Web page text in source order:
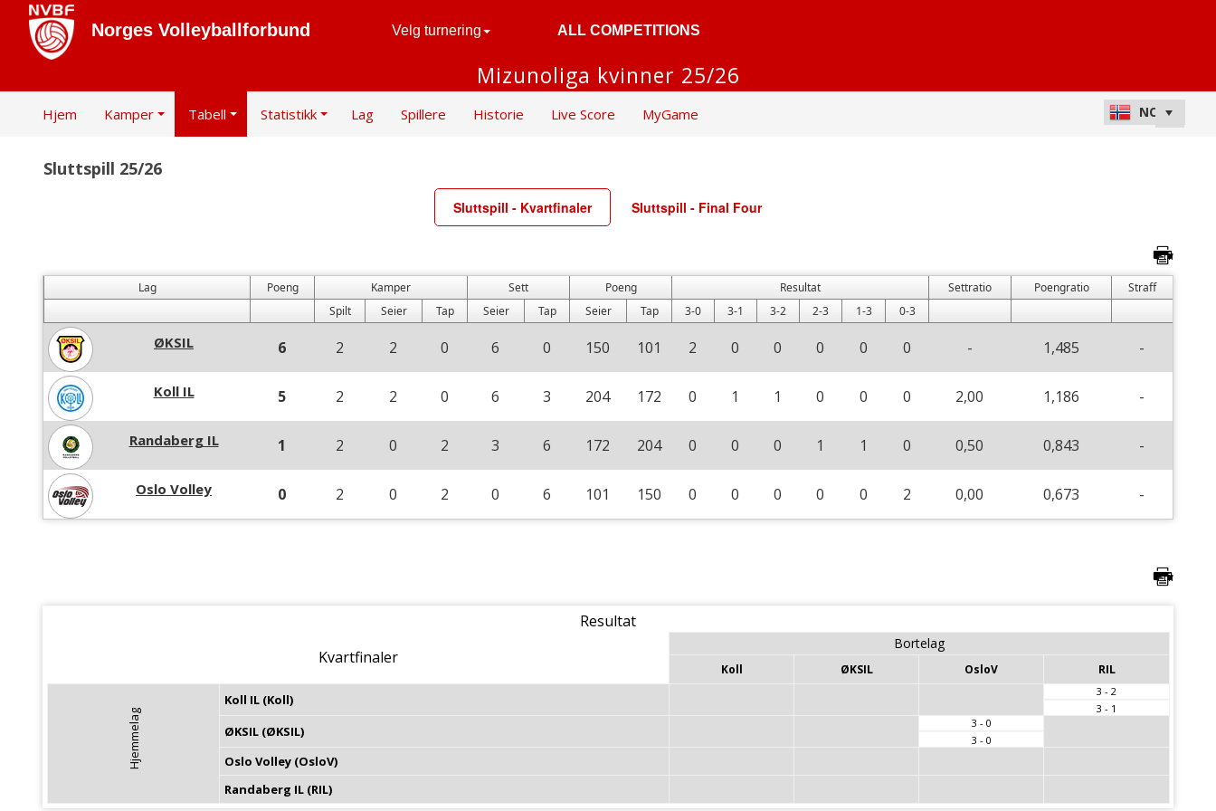
Norges Volleyballforbund Velg turnering ALL COMPETITIONS
Mizunoliga kvinner 25/26
Hjem Kamper Tabell Statistikk Lag Spillere Historie Live Score MyGame
Sluttspill 25/26
Sluttspill - Kvartfinaler Sluttspill - Final Four
Lag Poeng Kamper Sett Poeng Resultat Settratio Poengratio
Straff
Spilt
Seier Tap Seier Tap Seier Tap 3-0 3-1 3-2 2-3 1-3 0-3
ØKSIL 6 2 2 0 6 0 150 101 2 0 0 0 0 0 - 1,485 -
Koll IL 5 2 2 0 6 3 204 172 0 1 1 0 0 0 2,00 1,186 -
Randaberg IL 1 2 0 2 3 6 172 204 0 0 0 1 1 0 0,50 0,843 -
Oslo Volley 0 2 0 2 0 6 101 150 0 0 0 0 0 2 0,00 0,673 -
Resultat
Kvartfinaler
Bortelag
Koll ØKSIL OsloV RIL
Hjemmelag
Koll IL (Koll)
3 - 2
3 - 1
ØKSIL (ØKSIL)
3 - 0
3 - 0
Oslo Volley (OsloV)
Randaberg IL (RIL)